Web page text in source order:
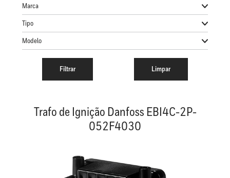
Marca
Tipo
Modelo
Trafo de Ignição Danfoss EBI4C-2P-
052F4030